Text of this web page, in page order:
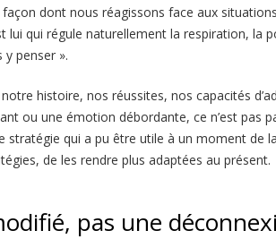
dont nous réagissons face aux
lui qui régule naturellement la respiration, la
penser ».
histoire, nos réussites, nos capacités
ou une émotion débordante, ce n’est pas
stratégie qui a pu être utile à un moment de
de les rendre plus adaptées au présent.
pas une